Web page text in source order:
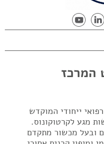
המרכז
ייחודי המוקדש
מגע לקרטוקונוס.
ניסיון של 23 שנים ובעל מכשור מתקדם